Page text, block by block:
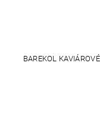
BAREKOL